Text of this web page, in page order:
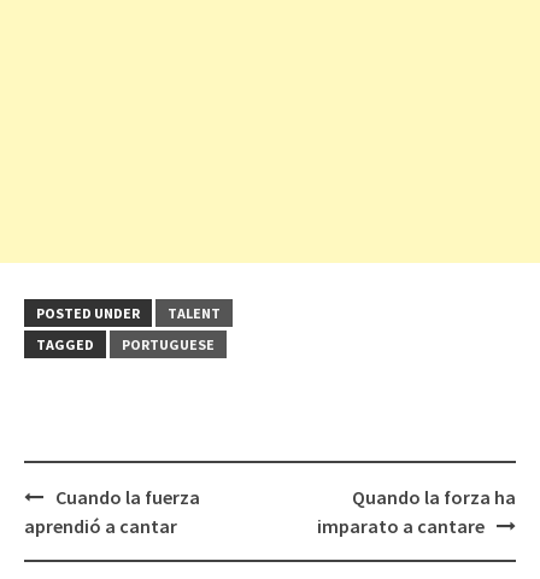
POSTED UNDER
TALENT
TAGGED
PORTUGUESE
Post
navigation
Cuando la fuerza
aprendió a cantar
Quando la forza ha
imparato a cantare